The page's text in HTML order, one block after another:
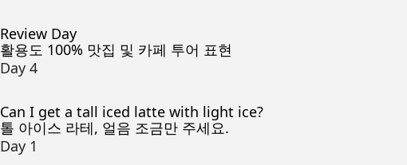
Review Day
활용도 100% 맛집 및 카페 투어 표현
Day 4
Can I get a tall iced latte with light ice?
톨 아이스 라테, 얼음 조금만 주세요.
Day 1